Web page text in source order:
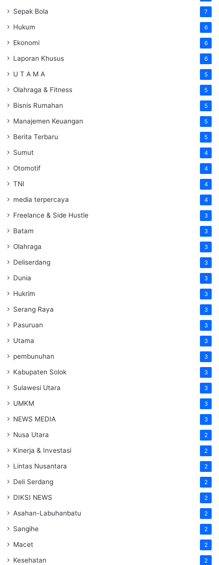
Sepak Bola 7
Hukum 6
Ekonomi 6
Laporan Khusus 6
U T A M A 5
Olahraga & Fitness 5
Bisnis Rumahan 5
Manajemen Keuangan 5
Berita Terbaru 5
Sumut 4
Otomotif 4
TNI 4
media terpercaya 4
Freelance & Side Hustle 3
Batam 3
Olahraga 3
Deliserdang 3
Dunia 3
Hukrim 3
Serang Raya 3
Pasuruan 3
Utama 3
pembunuhan 3
Kabupaten Solok 3
Sulawesi Utara 3
UMKM 3
NEWS MEDIA 3
Nusa Utara 2
Kinerja & Investasi 2
Lintas Nusantara 2
Deli Serdang 2
DIKSI NEWS 2
Asahan-Labuhanbatu 2
Sangihe 2
Macet 2
Kesehatan 2